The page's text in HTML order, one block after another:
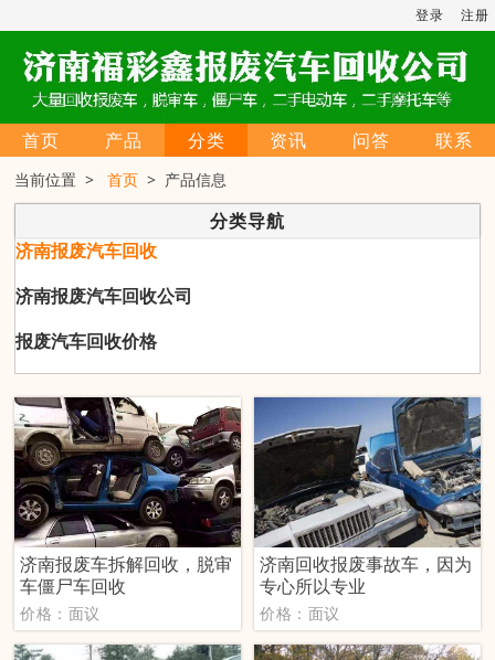
登录 注册
首页 产品 分类 资讯 问答 联系
当前位置 >首页 > 产品信息
分类导航
济南报废汽车回收
济南报废汽车回收公司
报废汽车回收价格
济南报废车拆解回收，脱审
车僵尸车回收
价格：面议
济南回收报废事故车，因为
专心所以专业
价格：面议